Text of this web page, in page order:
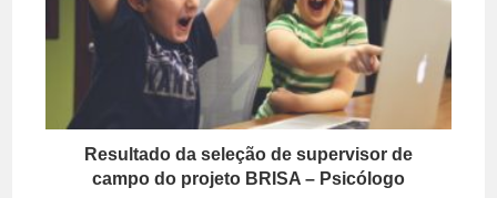
Resultado da seleção de supervisor de
campo do projeto BRISA – Psicólogo